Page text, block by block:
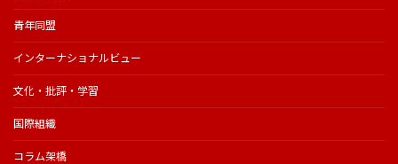
青年同盟
インターナショナルビュー
文化・批評・学習
国際組織
コラム架橋